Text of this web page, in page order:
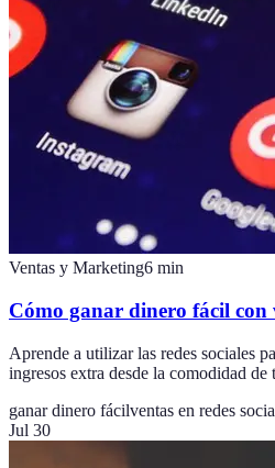
Ventas y Marketing6 min
Cómo ganar dinero fácil con
Aprende a utilizar las redes sociales
ingresos extra desde la comodidad de
ganar dinero fácilventas en redes
Jul 30